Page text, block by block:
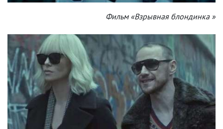
Фильм «Взрывная блондинка »